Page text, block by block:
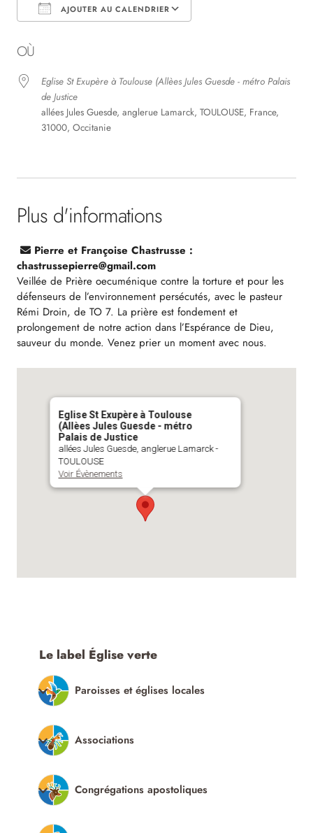
Le label Église verte
Paroisses et églises locales
Associations
Congrégations apostoliques
AJOUTER AU CALENDRIER
OÙ
Eglise St Exupère à Toulouse (Allèes Jules Guesde - métro Palais
de Justice
allées Jules Guesde, anglerue Lamarck, TOULOUSE, France,
31000, Occitanie
Plus d'informations
Pierre et Françoise Chastrusse :
chastrussepierre@gmail.com
Veillée de Prière oecuménique contre la torture et pour les
défenseurs de l’environnement persécutés, avec le pasteur
Rémi Droin, de TO 7. La prière est fondement et
prolongement de notre action dans l’Espérance de Dieu,
sauveur du monde. Venez prier un moment avec nous.
Eglise St Exupère à Toulouse
(Allèes Jules Guesde - métro
Palais de Justice
allées Jules Guesde, anglerue Lamarck -
TOULOUSE
Voir Évènements